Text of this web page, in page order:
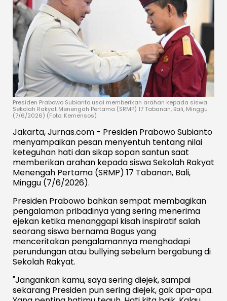
Presiden Prabowo Subianto usai memberikan arahan kepada siswa
Sekolah Rakyat Menengah Pertama (SRMP) 17 Tabanan, Bali, Minggu
(7/6/2026) (Foto: Kemensos)
Jakarta, Jurnas.com - Presiden Prabowo Subianto
menyampaikan pesan menyentuh tentang nilai
keteguhan hati dan sikap sopan santun saat
memberikan arahan kepada siswa Sekolah Rakyat
Menengah Pertama (SRMP) 17 Tabanan, Bali,
Minggu (7/6/2026).
Presiden Prabowo bahkan sempat membagikan
pengalaman pribadinya yang sering menerima
ejekan ketika menanggapi kisah inspiratif salah
seorang siswa bernama Bagus yang
menceritakan pengalamannya menghadapi
perundungan atau bullying sebelum bergabung di
Sekolah Rakyat.
"Jangankan kamu, saya sering diejek, sampai
sekarang Presiden pun sering diejek, gak apa-apa.